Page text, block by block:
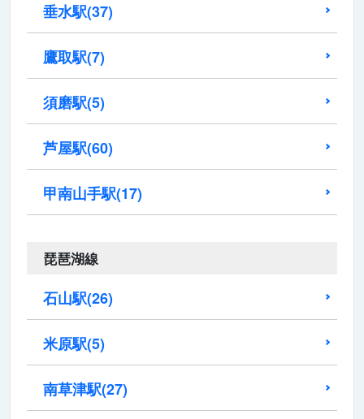
垂水駅(37)
鷹取駅(7)
須磨駅(5)
芦屋駅(60)
甲南山手駅(17)
琵琶湖線
石山駅(26)
米原駅(5)
南草津駅(27)